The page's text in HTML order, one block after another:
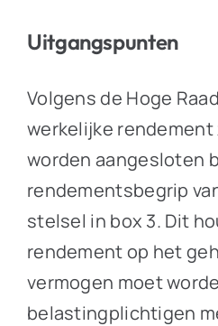
Uitgangspunten
Volgens de Hoge
werkelijke
worden aangesloten
rendementsbegrip
stelsel in box 3. Dit
rendement op het
vermogen moet
belastingplichtigen